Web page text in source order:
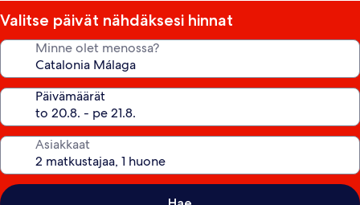
Valitse päivät nähdäksesi hinnat
Minne olet menossa?
Päivämäärät
Asiakkaat